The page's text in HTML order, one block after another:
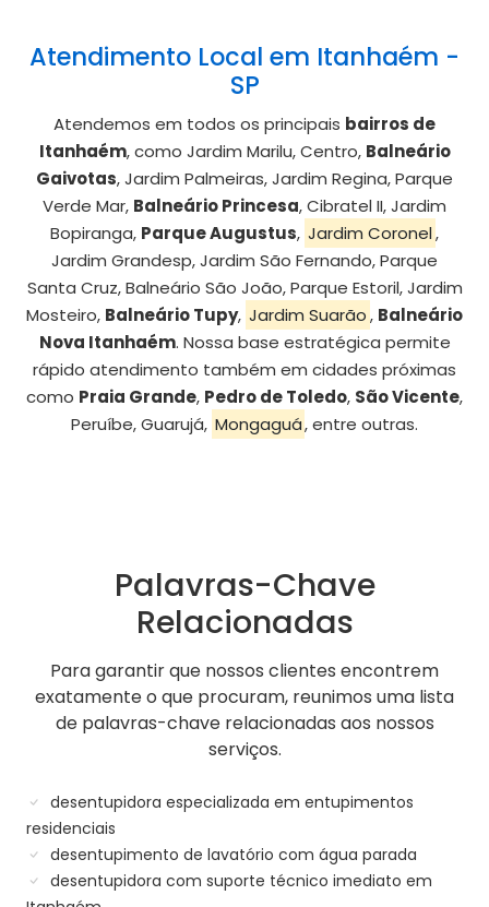
Atendimento Local em Itanhaém -
SP
Atendemos em todos os principais bairros de
Itanhaém, como Jardim Marilu, Centro, Balneário
Gaivotas, Jardim Palmeiras, Jardim Regina, Parque
Verde Mar, Balneário Princesa, Cibratel II, Jardim
Bopiranga, Parque Augustus, Jardim Coronel,
Jardim Grandesp, Jardim São Fernando, Parque
Santa Cruz, Balneário São João, Parque Estoril, Jardim
Mosteiro, Balneário Tupy, Jardim Suarão, Balneário
Nova Itanhaém. Nossa base estratégica permite
rápido atendimento também em cidades próximas
como Praia Grande, Pedro de Toledo, São Vicente,
Peruíbe, Guarujá, Mongaguá, entre outras.
Palavras-Chave
Relacionadas
Para garantir que nossos clientes encontrem
exatamente o que procuram, reunimos uma lista
de palavras-chave relacionadas aos nossos
serviços.
desentupidora especializada em entupimentos
residenciais
desentupimento de lavatório com água parada
desentupidora com suporte técnico imediato em